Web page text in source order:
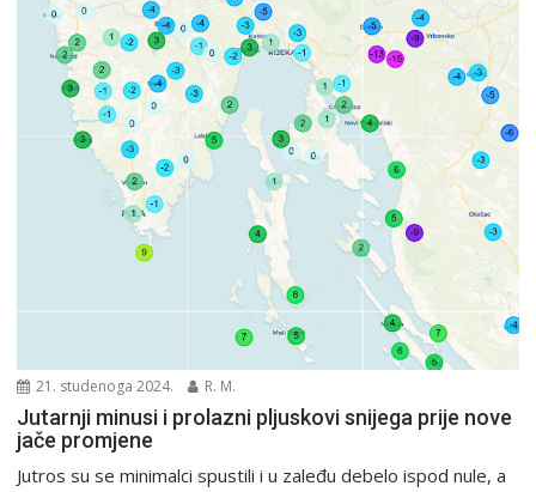
21. studenoga 2024. R. M.
Jutarnji minusi i prolazni pljuskovi snijega prije nove
jače promjene
Jutros su se minimalci spustili i u zaleđu debelo ispod nule, a